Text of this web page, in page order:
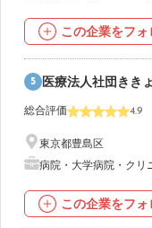
この企業をフォ
5 医療法人社団きき
総合評価 4.9
東京都豊島区
病院・大学病院・クリ
この企業をフォ